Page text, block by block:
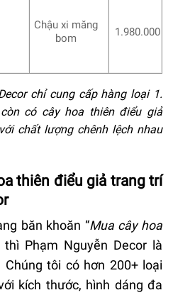
Chậu xi măng
bom
1.980.000
chỉ cung cấp hàng loại 1.
có cây hoa thiên điểu giả
chất lượng chênh lệch nhau
thiên điểu giả trang trí
băn khoăn “Mua cây hoa
thì Phạm Nguyễn Decor là
Chúng tôi có hơn 200+ loại
kích thước, hình dáng đa